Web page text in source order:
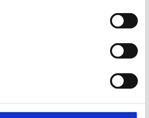
IDP-100; Software CAPE / KF-